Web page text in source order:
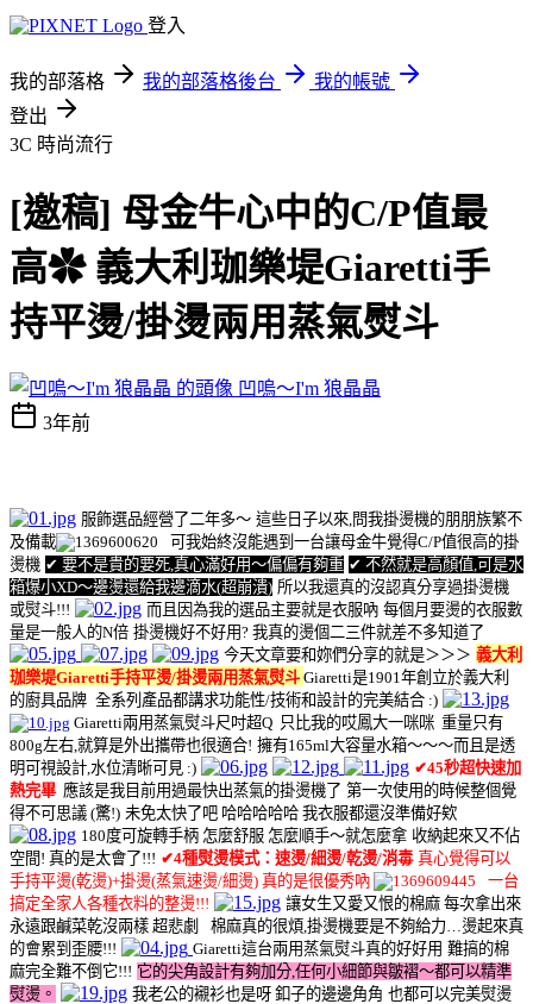
登入
我的部落格 我的部落格後台
我的帳號
登出
3C 時尚流行
[邀稿] 母金牛心中的C/P值最
高✿ 義大利珈樂堤Giaretti手
持平燙/掛燙兩用蒸氣熨斗
凹嗚～I'm 狼晶晶
3年前
服飾選品經營了二年多～ 這些日子以來,問我掛燙機的朋朋族繁不
及備載
可我始終沒能遇到一台讓母金牛覺得C/P值很高的掛
燙機 ✔ 要不是貴的要死,真心滿好用～偏偏有夠重 ✔ 不然就是高顏值,可是水
箱爆小XD～邊燙還給我邊滴水(超崩潰) 所以我還真的沒認真分享過掛燙機
或熨斗!!!
而且因為我的選品主要就是衣服吶 每個月要燙的衣服數
量是一般人的N倍 掛燙機好不好用? 我真的燙個二三件就差不多知道了
今天文章要和妳們分享的就是＞＞＞ 義大利
珈樂堤Giaretti手持平燙/掛燙兩用蒸氣熨斗 Giaretti是1901年創立於義大利
的廚具品牌 全系列產品都講求功能性/技術和設計的完美結合 :)
Giaretti兩用蒸氣熨斗尺吋超Q 只比我的哎鳳大一咪咪 重量只有
800g左右,就算是外出攜帶也很適合! 擁有165ml大容量水箱～～～而且是透
明可視設計,水位清晰可見 :)
✔45秒超快速加
熱完畢 應該是我目前用過最快出蒸氣的掛燙機了 第一次使用的時候整個覺
得不可思議 (驚!) 未免太快了吧 哈哈哈哈哈 我衣服都還沒準備好欸
180度可旋轉手柄 怎麼舒服 怎麼順手～就怎麼拿 收納起來又不佔
空間! 真的是太會了!!! ✔4種熨燙模式：速燙/細燙/乾燙/消毒 真心覺得可以
手持平燙(乾燙)+掛燙(蒸氣速燙/細燙) 真的是很優秀吶
一台
搞定全家人各種衣料的整燙!!!
讓女生又愛又恨的棉麻 每次拿出來
永遠跟鹹菜乾沒兩樣 超悲劇
棉麻真的很煩,掛燙機要是不夠給力…燙起來真
的會累到歪腰!!!
Giaretti這台兩用蒸氣熨斗真的好好用 難搞的棉
麻完全難不倒它!!! 它的尖角設計有夠加分,任何小細節與皺褶～都可以精準
熨燙。
我老公的襯衫也是呀 釦子的邊邊角角 也都可以完美熨燙